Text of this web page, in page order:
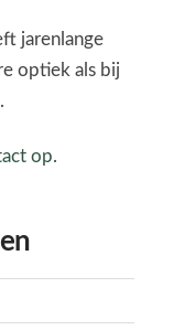
jarenlange
optiek als bij
op.